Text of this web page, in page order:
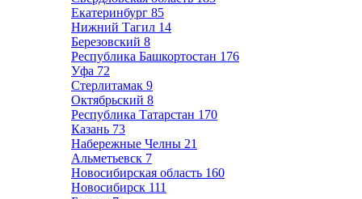
Екатеринбург 85
Нижний Тагил 14
Березовский 8
Республика Башкортостан 176
Уфа 72
Стерлитамак 9
Октябрьский 8
Республика Татарстан 170
Казань 73
Набережные Челны 21
Альметьевск 7
Новосибирская область 160
Новосибирск 111